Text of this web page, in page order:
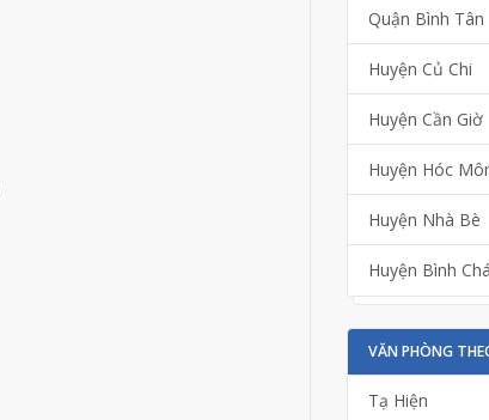
Quận Bình Tân
Huyện Củ Chi
Huyện Cần Giờ
Huyện Hóc
Huyện Nhà Bè
Huyện Bình
VĂN PHÒNG
Tạ Hiện